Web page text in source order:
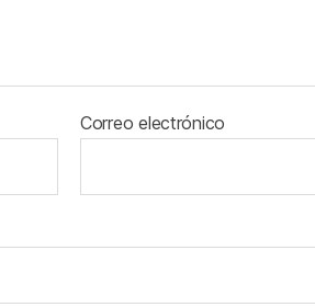
Correo electrónico